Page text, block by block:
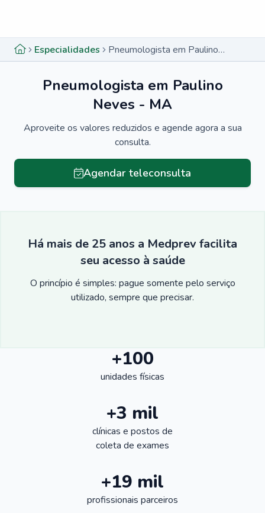
Especialidades Pneumologista em Paulino Neves - MA
Pneumologista em Paulino
Neves - MA
Aproveite os valores reduzidos e agende agora a sua
consulta.
Agendar teleconsulta
Há mais de 25 anos a Medprev facilita
seu acesso à saúde
O princípio é simples: pague somente pelo serviço
utilizado, sempre que precisar.
+100
unidades físicas
+3 mil
clínicas e postos de
coleta de exames
+19 mil
profissionais parceiros